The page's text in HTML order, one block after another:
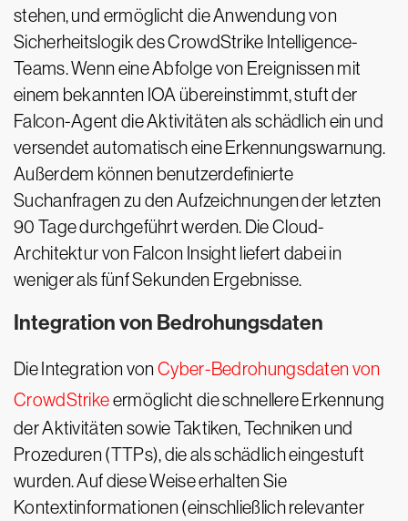
stehen, und ermöglicht die Anwendung von
Sicherheitslogik des CrowdStrike Intelligence-
Teams. Wenn eine Abfolge von Ereignissen mit
einem bekannten IOA übereinstimmt, stuft der
Falcon-Agent die Aktivitäten als schädlich ein und
versendet automatisch eine Erkennungswarnung.
Außerdem können benutzerdefinierte
Suchanfragen zu den Aufzeichnungen der letzten
90 Tage durchgeführt werden. Die Cloud-
Architektur von Falcon Insight liefert dabei in
weniger als fünf Sekunden Ergebnisse.
Integration von Bedrohungsdaten
Die Integration vonCyber-Bedrohungsdaten von
CrowdStrikeermöglicht die schnellere Erkennung
der Aktivitäten sowie Taktiken, Techniken und
Prozeduren (TTPs), die als schädlich eingestuft
wurden. Auf diese Weise erhalten Sie
Kontextinformationen (einschließlich relevanter